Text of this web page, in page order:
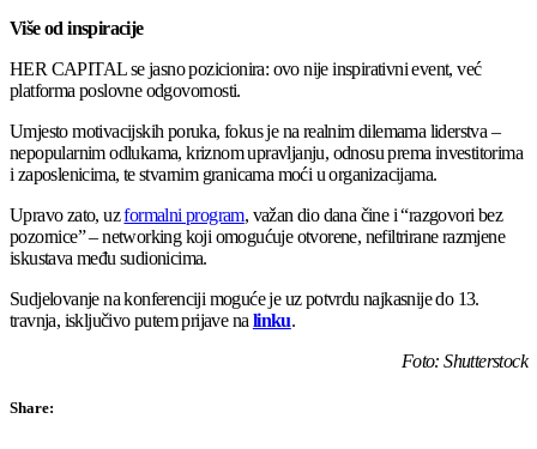
Više od inspiracije
HER CAPITAL se jasno pozicionira: ovo nije inspirativni event, već
platforma poslovne odgovornosti.
Umjesto motivacijskih poruka, fokus je na realnim dilemama liderstva –
nepopularnim odlukama, kriznom upravljanju, odnosu prema investitorima
i zaposlenicima, te stvarnim granicama moći u organizacijama.
Upravo zato, uzformalni program, važan dio dana čine i “razgovori bez
pozornice” – networking koji omogućuje otvorene, nefiltrirane razmjene
iskustava među sudionicima.
Sudjelovanje na konferenciji moguće je uz potvrdu najkasnije do 13.
travnja, isključivo putem prijave na linku.
Foto: Shutterstock
Share: